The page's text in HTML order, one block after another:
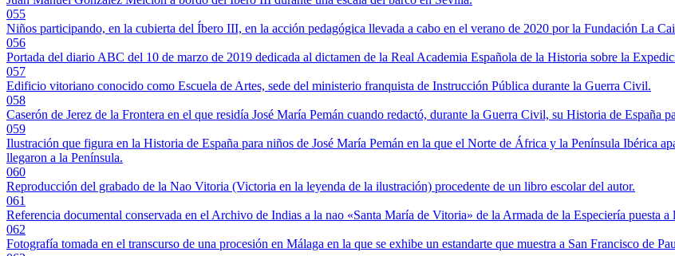
055
Niños participando, en la cubierta del Íbero III, en la acción pedagógica llevada a cabo en el verano de 2020 por la Fundación La
056
Portada del diario ABC del 10 de marzo de 2019 dedicada al dictamen de la Real Academia Española de la Historia sobre la
057
Edificio vitoriano conocido como Escuela de Artes, sede del ministerio franquista de Instrucción Pública durante la Guerra Civil.
058
Caserón de Jerez de la Frontera en el que residía José María Pemán cuando redactó, durante la Guerra Civil, su Historia de España
059
Ilustración que figura en la Historia de España para niños de José María Pemán en la que el Norte de África y la Península Ibérica
llegaron a la Península.
060
Reproducción del grabado de la Nao Vitoria (Victoria en la leyenda de la ilustración) procedente de un libro escolar del autor.
061
Referencia documental conservada en el Archivo de Indias a la nao «Santa María de Vitoria» de la Armada de la Especiería puesta
062
Fotografía tomada en el transcurso de una procesión en Málaga en la que se exhibe un estandarte que muestra a San Francisco de